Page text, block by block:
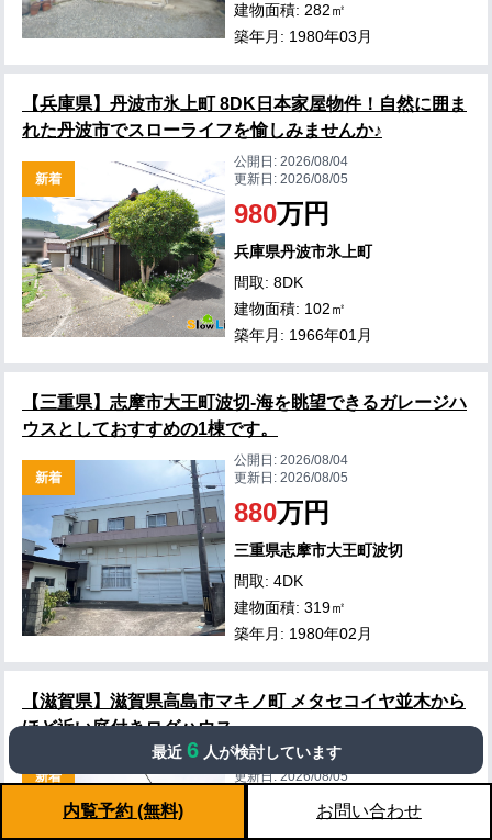
建物面積: 282㎡
築年月: 1980年03月
【兵庫県】丹波市氷上町 8DK日本家屋物件！自然に囲ま
れた丹波市でスローライフを愉しみませんか♪
新着
公開日:2026/08/04
更新日:2026/08/05
980万円
兵庫県丹波市氷上町
間取: 8DK
建物面積: 102㎡
築年月: 1966年01月
【三重県】志摩市大王町波切-海を眺望できるガレージハ
ウスとしておすすめの1棟です。
新着
公開日:2026/08/04
更新日:2026/08/05
880万円
三重県志摩市大王町波切
間取: 4DK
建物面積: 319㎡
築年月: 1980年02月
【滋賀県】滋賀県高島市マキノ町 メタセコイヤ並木から
ほど近い庭付きログハウス
新着
公開日: 2026/08/04
更新日:2026/08/05
万円
最近 6 人が検討しています
内覧予約 (無料) お問い合わせ